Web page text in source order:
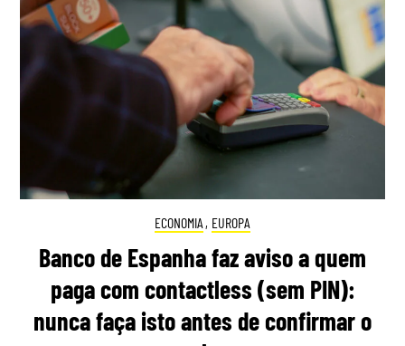
ECONOMIA , EUROPA
Banco de Espanha faz aviso a quem
paga com contactless (sem PIN):
nunca faça isto antes de confirmar o